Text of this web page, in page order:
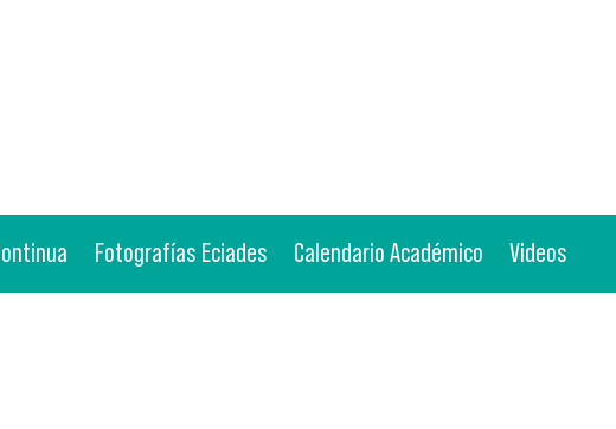
Fotografías Eciades Calendario Académico Videos